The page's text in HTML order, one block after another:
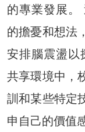
的專業發展。
的擔憂和想法
安排腦震盪以
共享環境中，
訓和某些特定
申自己的價值